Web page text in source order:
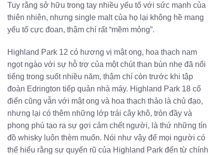
Tuy rằng sở hữu trong tay nhiều yếu tố với sức mạnh của
thiên nhiên, nhưng single malt của họ lại không hề mang
yếu tố cực đoan, thậm chí rất “mềm mỏng”.
Highland Park 12 có hương vị mật ong, hoa thạch nam
ngọt ngào với sự hỗ trợ của một chút than bùn nhẹ đã nổi
tiếng trong suốt nhiều năm, thậm chí còn trước khi tập
đoàn Edrington tiếp quản nhà máy. Highland Park 18 cổ
điển cũng vẫn với mật ong và hoa thạch thảo là chủ đạo,
nhưng lại có thêm những lớp trái cây khô, tròn đầy và
phong phú tạo ra sự gợi cảm chết người, là thứ những tín
đồ whisky luôn thèm muốn. Nói như vậy để mọi người có
thể hiểu rằng sự quyến rũ của Highland Park đến từ chính